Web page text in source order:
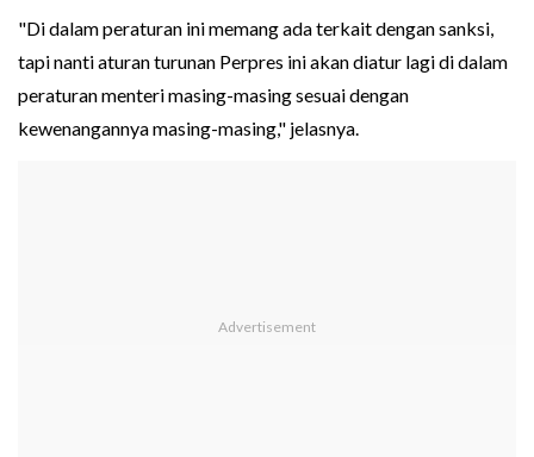
"Di dalam peraturan ini memang ada terkait dengan sanksi,
tapi nanti aturan turunan Perpres ini akan diatur lagi di dalam
peraturan menteri masing-masing sesuai dengan
kewenangannya masing-masing," jelasnya.